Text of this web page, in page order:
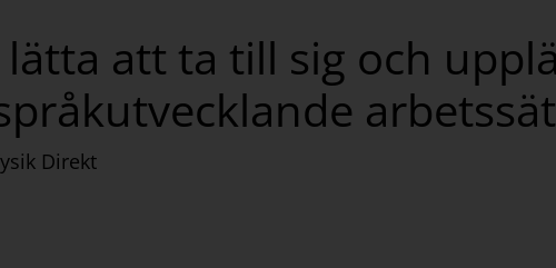
en tidningsartikel. Inslaget
diskutera.
att ta till sig och
Direkt